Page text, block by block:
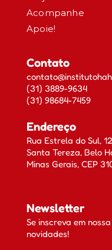
Acompanhe
Apoie!
Contato
(31) 3889-9634
(31) 98684-7459
Endereço
Rua Estrela do Sul,
Santa Tereza, Belo
Minas Gerais, CEP
Newsletter
Se inscreva em
novidades!